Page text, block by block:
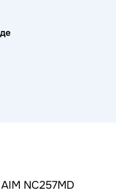
NC257MD